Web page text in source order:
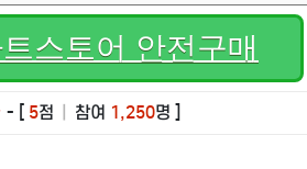
스토어 안전구매
- [ 5점 참여 1,250명 ]